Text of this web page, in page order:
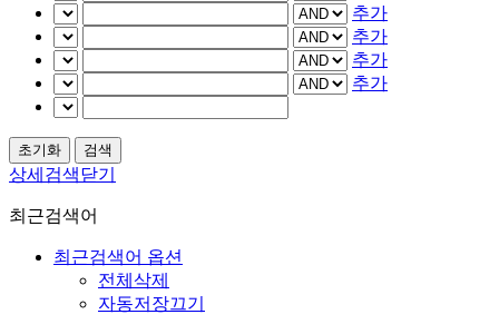
추가
추가
추가
추가
상세검색닫기
최근검색어
최근검색어 옵션
전체삭제
자동저장끄기